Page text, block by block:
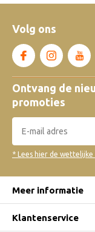
Volg ons
Ontvang de
promoties
* Lees hier de wettelijke
Meer informatie
Klantenservice